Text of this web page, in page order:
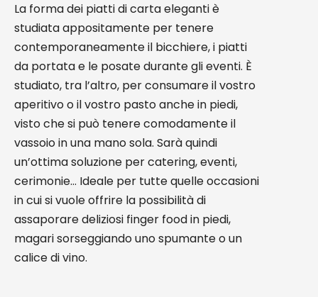
La forma dei piatti di carta eleganti è
studiata appositamente per tenere
contemporaneamente il bicchiere, i piatti
da portata e le posate durante gli eventi. È
studiato, tra l’altro, per consumare il vostro
aperitivo o il vostro pasto anche in piedi,
visto che si può tenere comodamente il
vassoio in una mano sola. Sarà quindi
un’ottima soluzione per catering, eventi,
cerimonie… Ideale per tutte quelle occasioni
in cui si vuole offrire la possibilità di
assaporare deliziosi finger food in piedi,
magari sorseggiando uno spumante o un
calice di vino.